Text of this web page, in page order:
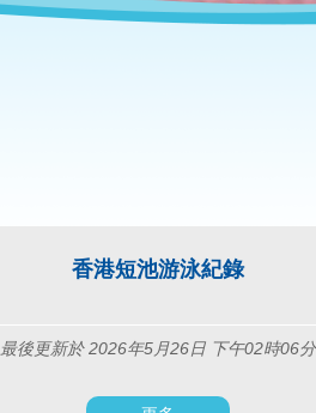
香港短池游泳紀錄
最後更新於 2026年5月26日 下午02時06分